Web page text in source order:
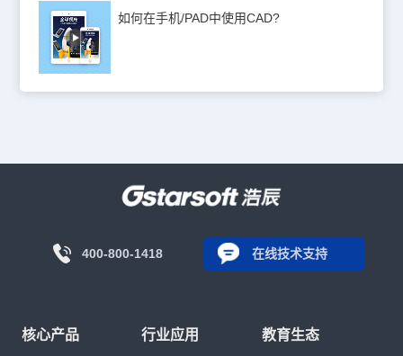
如何在手机/PAD中使用CAD?
400-800-1418 在线技术支持
核心产品 行业应用 教育生态